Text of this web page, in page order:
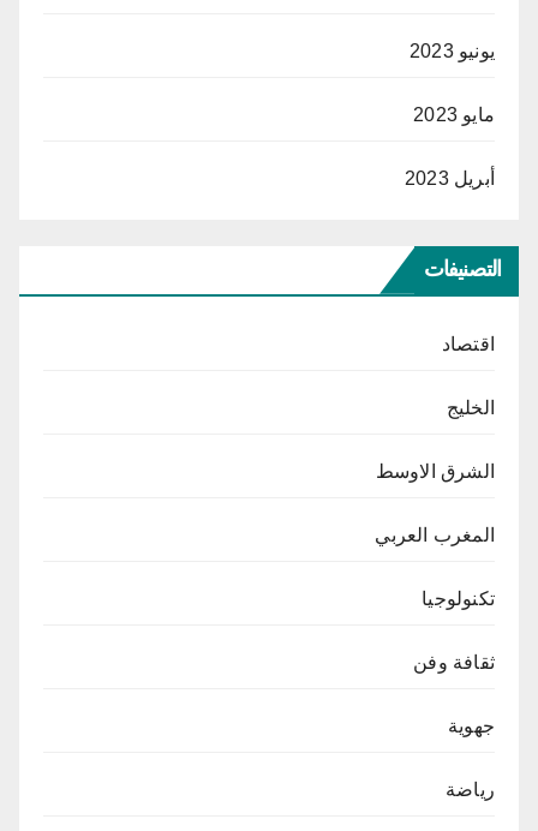
يونيو 2023
مايو 2023
أبريل 2023
التصنيفات
اقتصاد
الخليج
الشرق الاوسط
المغرب العربي
تكنولوجيا
ثقافة وفن
جهوية
رياضة